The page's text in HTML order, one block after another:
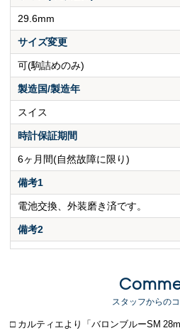
29.6mm
サイズ変更
可(駒詰めのみ)
製造国/製造年
スイス
時計保証期間
6ヶ月間(自然故障に限り)
備考1
電池交換、外装磨き済です。
備考2
スタッフからの
□ カルティエより「バロンブルーSM